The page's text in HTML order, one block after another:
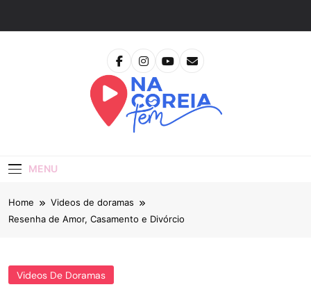
MENU
Home
Videos de doramas
Resenha de Amor, Casamento e Divórcio
Videos De Doramas